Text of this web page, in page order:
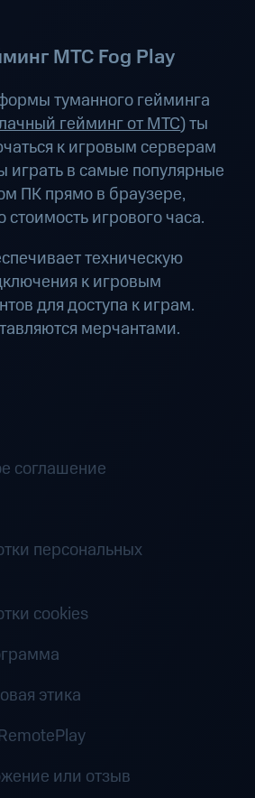
МТС Fog Play
туманного гейминга
гейминг от МТС) ты
к игровым серверам
играть в самые популярные
ПК прямо в браузере,
стоимость игрового часа.
техническую
к игровым
для доступа к играм.
мерчантами.
соглашение
персональных
cookies
этика
или отзыв